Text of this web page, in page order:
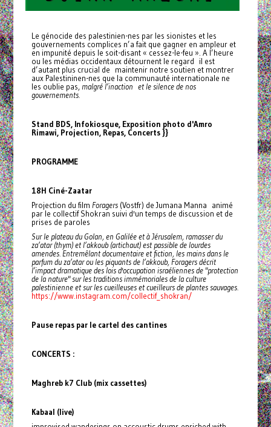
Le génocide des palestinien-nes par les sionistes et les
gouvernements complices n’a fait que gagner en ampleur et
en impunité depuis le soit-disant « cessez-le-feu ». A l’heure
ou les médias occidentaux détournent le regard il est
d’autant plus crucial de maintenir notre soutien et montrer
aux Palestininen-nes que la communauté internationale ne
les oublie pas, malgré l’inaction et le silence de nos
gouvernements.
Stand BDS, Infokiosque, Exposition photo d'Amro
Rimawi, Projection, Repas, Concerts }}
PROGRAMME
18H Ciné-Zaatar
Projection du film Foragers(Vostfr) de Jumana Manna animé
par le collectif Shokran suivi d'un temps de discussion et de
prises de paroles
Sur le plateau du Golan, en Galilée et à Jérusalem, ramasser du
za’atar (thym) et l’akkoub (artichaut) est passible de lourdes
amendes. Entremêlant documentaire et fiction, les mains dans le
parfum du za’atar ou les piquants de l’akkoub, Foragers décrit
l’impact dramatique des lois d'occupation israéliennes de "protection
de la nature" sur les traditions immémoriales de la culture
palestinienne et sur les cueilleuses et cueilleurs de plantes sauvages.
https://www.instagram.com/collectif_shokran/
Pause repas par le cartel des cantines
CONCERTS :
Maghreb k7 Club (mix cassettes)
Kabaal (live)